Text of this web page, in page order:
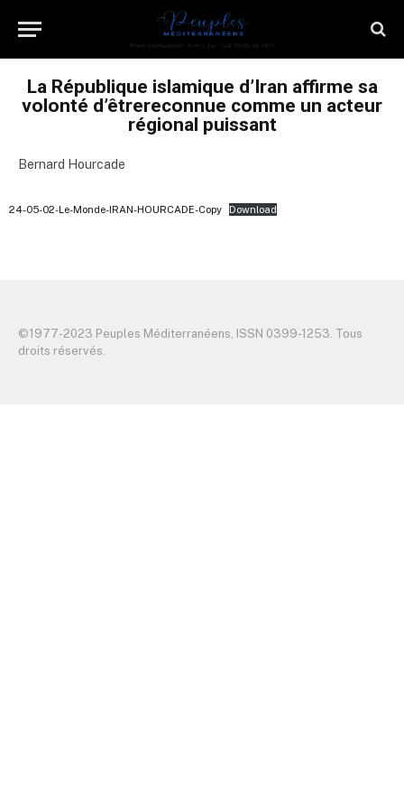
La République islamique d’Iran affirme sa
volonté d’êtrereconnue comme un acteur
régional puissant
Bernard Hourcade
24-05-02-Le-Monde-IRAN-HOURCADE-Copy Download
©️1977-2023 Peuples Méditerranéens, ISSN 0399-1253. Tous
droits réservés.